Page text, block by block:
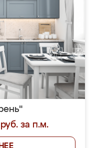
за п.м.